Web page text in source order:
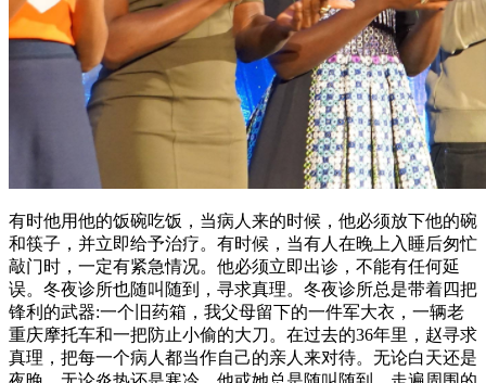
有时他用他的饭碗吃饭，当病人来的时候，他必须放下他的碗
和筷子，并立即给予治疗。有时候，当有人在晚上入睡后匆忙
敲门时，一定有紧急情况。他必须立即出诊，不能有任何延
误。冬夜诊所也随叫随到，寻求真理。冬夜诊所总是带着四把
锋利的武器:一个旧药箱，我父母留下的一件军大衣，一辆老
重庆摩托车和一把防止小偷的大刀。在过去的36年里，赵寻求
真理，把每一个病人都当作自己的亲人来对待。无论白天还是